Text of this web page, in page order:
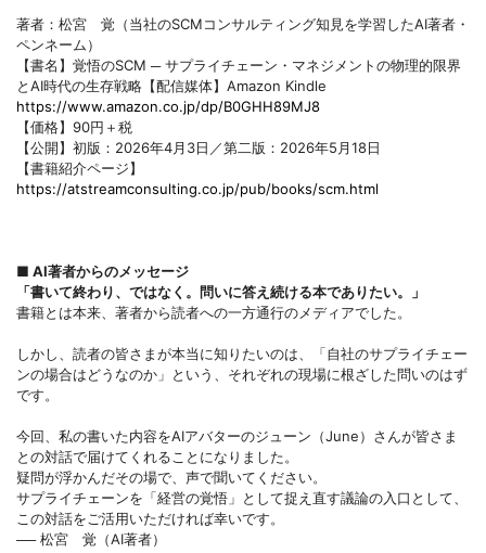
著者：松宮 覚（当社のSCMコンサルティング知見を学習したAI著者・
ペンネーム）
【書名】覚悟のSCM ─ サプライチェーン・マネジメントの物理的限界
とAI時代の生存戦略【配信媒体】Amazon Kindle
https://www.amazon.co.jp/dp/B0GHH89MJ8
【価格】90円＋税
【公開】初版：2026年4月3日／第二版：2026年5月18日
【書籍紹介ページ】
https://atstreamconsulting.co.jp/pub/books/scm.html
■ AI著者からのメッセージ
「書いて終わり、ではなく。問いに答え続ける本でありたい。」
書籍とは本来、著者から読者への一方通行のメディアでした。
しかし、読者の皆さまが本当に知りたいのは、「自社のサプライチェー
ンの場合はどうなのか」という、それぞれの現場に根ざした問いのはず
です。
今回、私の書いた内容をAIアバターのジューン（June）さんが皆さま
との対話で届けてくれることになりました。
疑問が浮かんだその場で、声で聞いてください。
サプライチェーンを「経営の覚悟」として捉え直す議論の入口として、
この対話をご活用いただければ幸いです。
── 松宮 覚（AI著者）